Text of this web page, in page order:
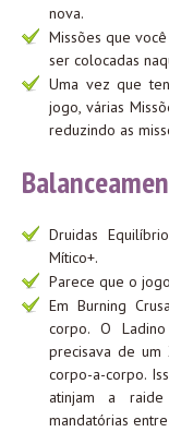
nova.
Missões que
ser colocadas
Uma vez que
jogo, várias
reduzindo as
Druidas
Mítico+.
Parece que o
Em Burning
corpo. O
precisava de um
corpo-a-corpo.
atinjam a
mandatórias